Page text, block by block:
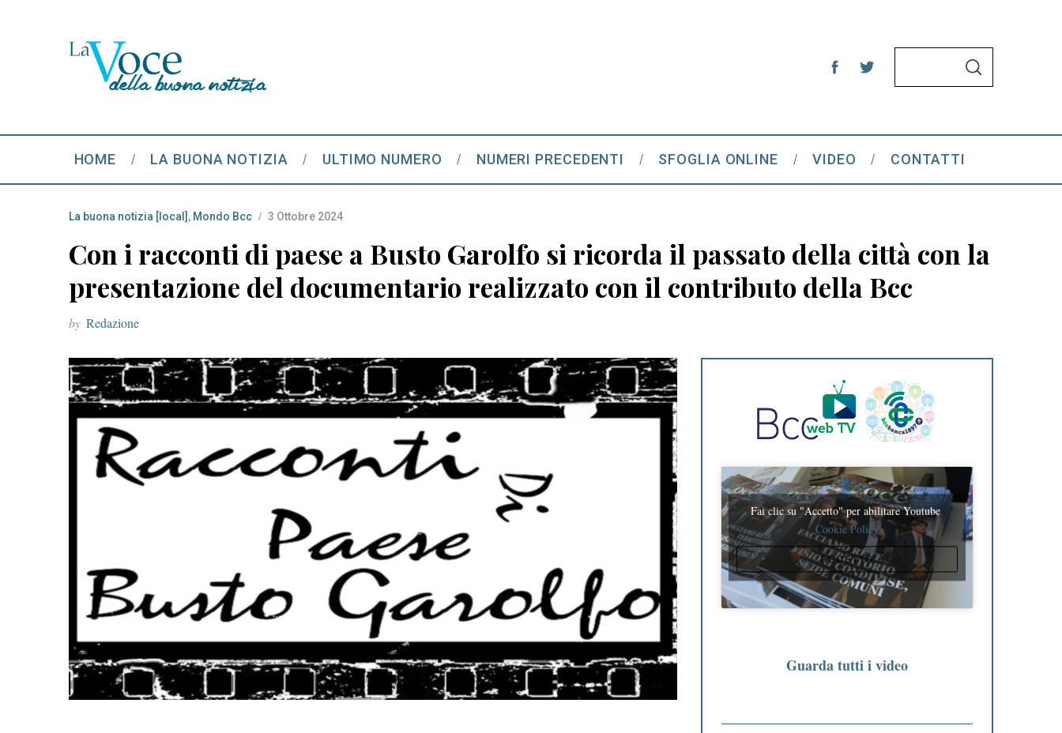
h
f
:
S
HOME LA BUONA NOTIZIA ULTIMO NUMERO NUMERI PRECEDENTI SFOGLIA ONLINE VIDEO CONTATTI
La buona notizia [local] , Mondo Bcc 3 Ottobre 2024
Con i racconti di paese a Busto Garolfo si ricorda il passato della città con la
presentazione del documentario realizzato con il contributo della Bcc
by Redazione
Fai clic su "Accetto" per abilitare Youtube
Cookie Policy
ACCETTO
Guarda tutti i video